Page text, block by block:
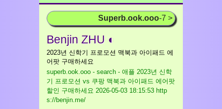
Superb.ook.ooo-7 >
Benjin ZHU ◐
2023년 신학기 프로모션 맥북과 아이패드 에
어팟 구매하세요
superb.ook.ooo - search - 애플 2023년 신학
기 프로모션 vs 쿠팡 맥북과 아이패드 에어팟
할인 구매하세요 2026-05-03 18:15:53 http
s://benjin.me/